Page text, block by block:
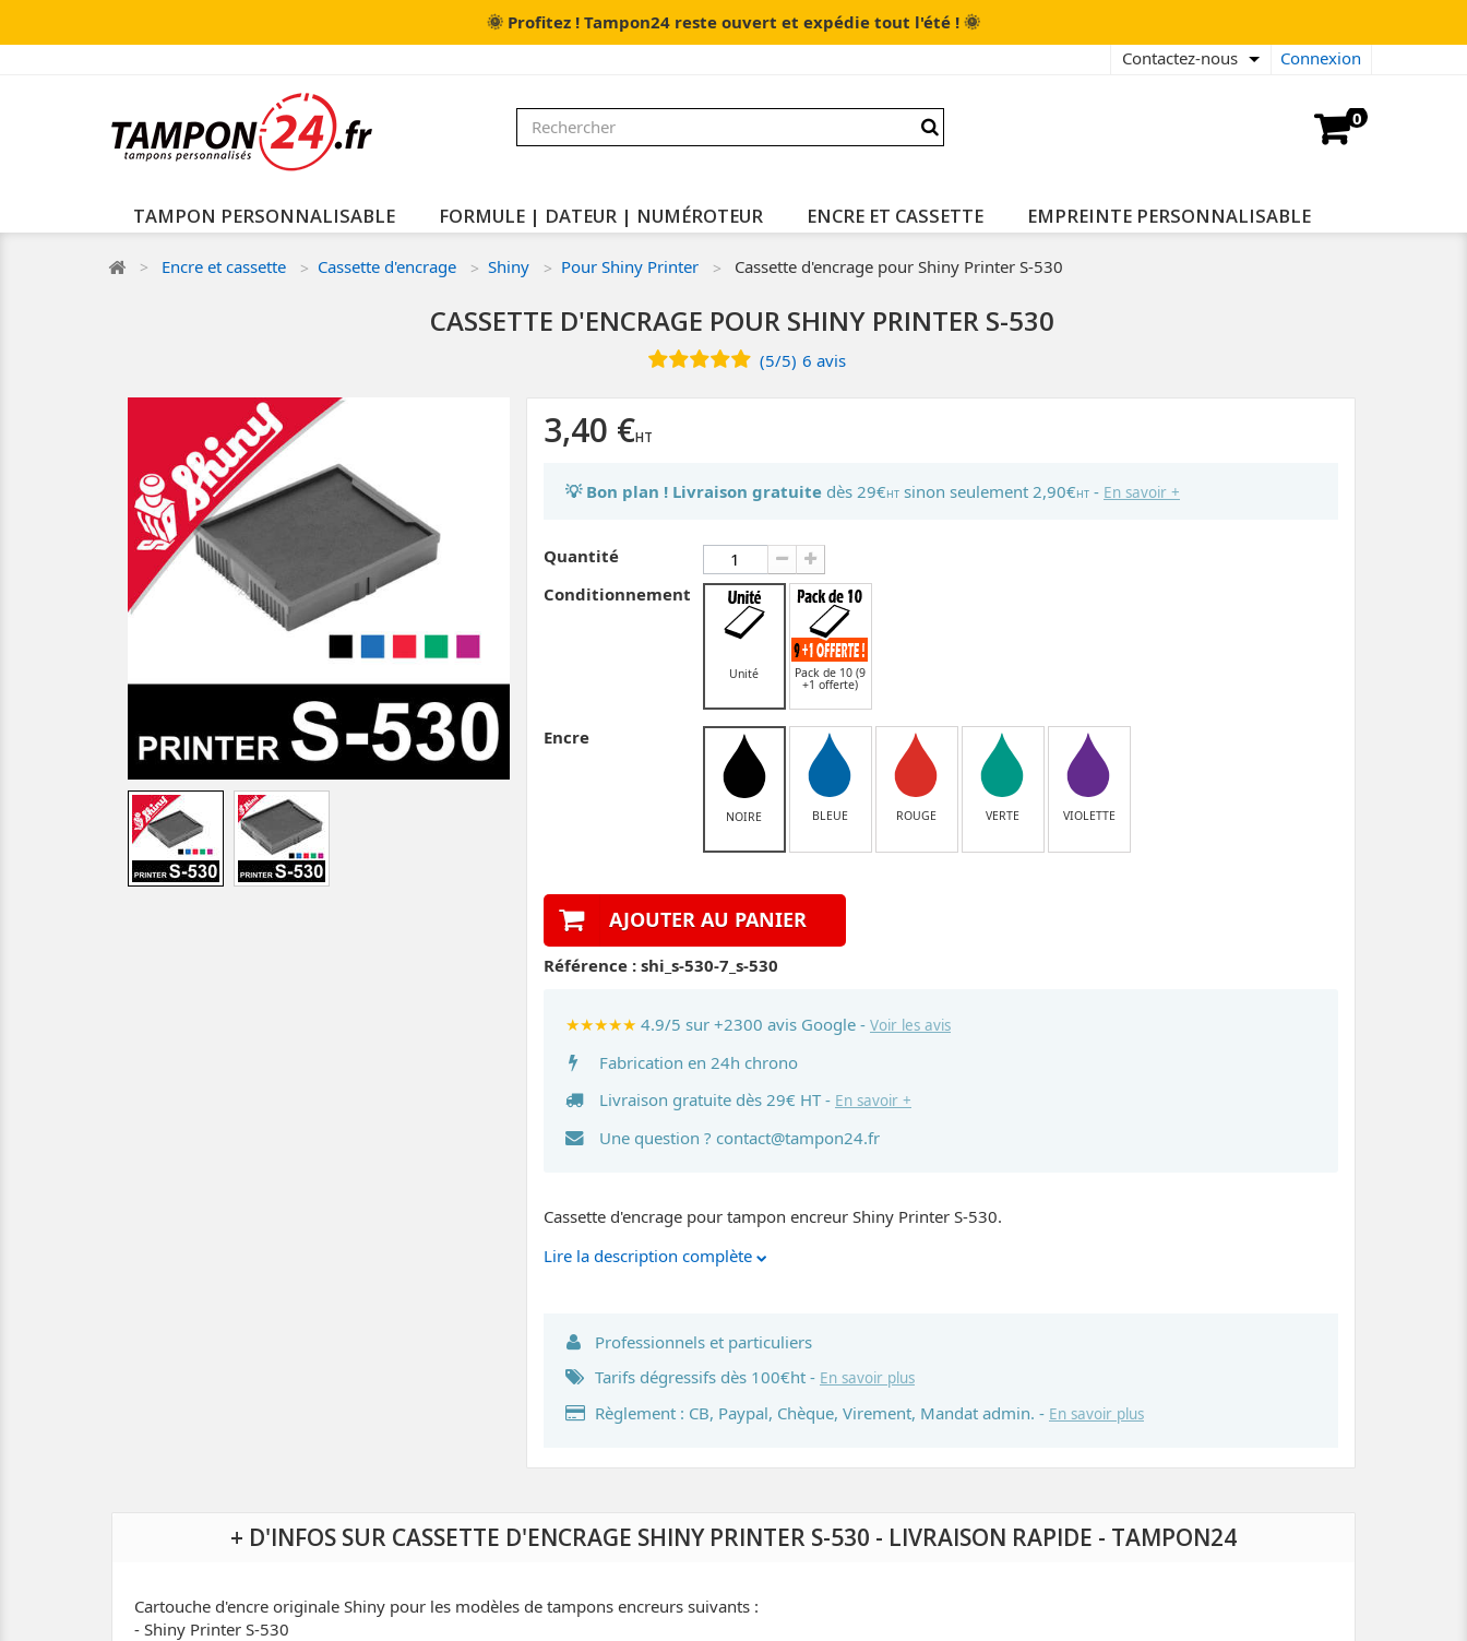
🌞 Profitez ! Tampon24 reste ouvert et expédie tout l'été ! 🌞
Connexion
Contactez-nous
0
TAMPON PERSONNALISABLE FORMULE | DATEUR | NUMÉROTEUR ENCRE ET CASSETTE EMPREINTE PERSONNALISABLE
Encre et cassette Cassette d'encrage Shiny Pour Shiny Printer Cassette d'encrage pour Shiny Printer S-530
CASSETTE D'ENCRAGE POUR SHINY PRINTER S-530
(5/5) 6 avis
3,40 €
💡 Bon plan ! Livraison gratuitedès 29€HTsinon seulement 2,90€HT- En savoir +
Quantité
Conditionnement
Unité Pack de 10 (9
+1 offerte)
Encre
NOIRE BLEUE ROUGE VERTE VIOLETTE
AJOUTER AU PANIER
Référence : shi_s-530-7_s-530
★★★★★ 4.9/5 sur +2300 avis Google - Voir les avis
Fabrication en 24h chrono
Livraison gratuite dès 29€ HT - En savoir +
Une question ? contact@tampon24.fr
Cassette d'encrage pour tampon encreur Shiny Printer S-530.
Lire la description complète
Professionnels et particuliers
Tarifs dégressifs dès 100€ht - En savoir plus
Règlement : CB, Paypal, Chèque, Virement, Mandat admin. - En savoir plus
+ D'INFOS SUR CASSETTE D'ENCRAGE SHINY PRINTER S-530 - LIVRAISON RAPIDE - TAMPON24
Cartouche d'encre originale Shiny pour les modèles de tampons encreurs suivants :
- Shiny Printer S-530